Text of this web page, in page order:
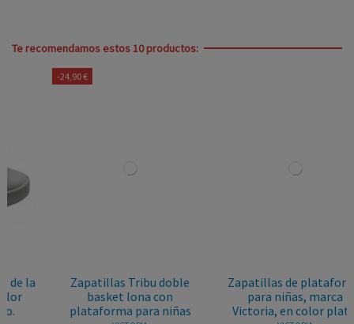
Te recomendamos estos 10 productos:
Zapatillas Tribu doble
basket lona con
plataforma para niñas
Zapatillas de plataforma
para niñas, marca
Victoria, en color plata.